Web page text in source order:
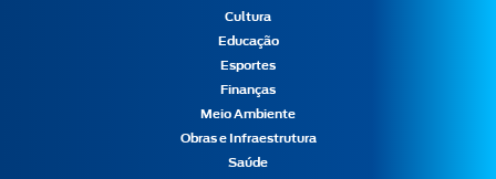
Cultura
Educação
Esportes
Finanças
Meio Ambiente
Obras e Infraestrutura
Saúde